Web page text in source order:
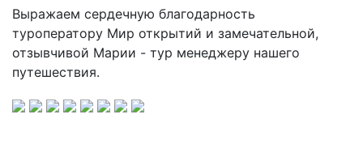
Выражаем сердечную благодарность
туроператору Мир открытий и замечательной,
отзывчивой Марии - тур менеджеру нашего
путешествия.